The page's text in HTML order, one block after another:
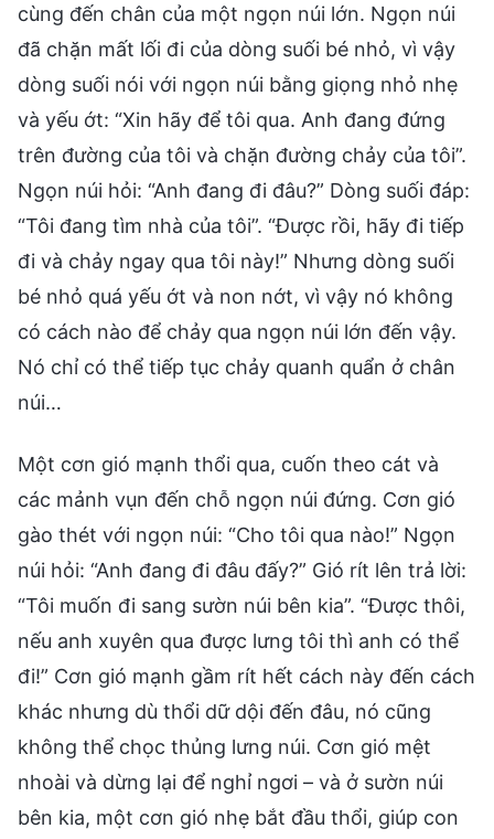
cùng đến chân của một ngọn núi lớn. Ngọn núi
đã chặn mất lối đi của dòng suối bé nhỏ, vì vậy
dòng suối nói với ngọn núi bằng giọng nhỏ nhẹ
và yếu ớt: “Xin hãy để tôi qua. Anh đang đứng
trên đường của tôi và chặn đường chảy của tôi”.
Ngọn núi hỏi: “Anh đang đi đâu?” Dòng suối đáp:
“Tôi đang tìm nhà của tôi”. “Được rồi, hãy đi tiếp
đi và chảy ngay qua tôi này!” Nhưng dòng suối
bé nhỏ quá yếu ớt và non nớt, vì vậy nó không
có cách nào để chảy qua ngọn núi lớn đến vậy.
Nó chỉ có thể tiếp tục chảy quanh quẩn ở chân
núi…
Một cơn gió mạnh thổi qua, cuốn theo cát và
các mảnh vụn đến chỗ ngọn núi đứng. Cơn gió
gào thét với ngọn núi: “Cho tôi qua nào!” Ngọn
núi hỏi: “Anh đang đi đâu đấy?” Gió rít lên trả lời:
“Tôi muốn đi sang sườn núi bên kia”. “Được thôi,
nếu anh xuyên qua được lưng tôi thì anh có thể
đi!” Cơn gió mạnh gầm rít hết cách này đến cách
khác nhưng dù thổi dữ dội đến đâu, nó cũng
không thể chọc thủng lưng núi. Cơn gió mệt
nhoài và dừng lại để nghỉ ngơi – và ở sườn núi
bên kia, một cơn gió nhẹ bắt đầu thổi, giúp con